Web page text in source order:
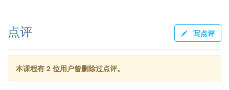
及以上的大概只有2-3个”，建议对于没有绘画功底的学生慎重选课。
方浩老师在课堂上常通过轻松对话与同学互动。对于教学内容和指
点评 写点评
本课程有 2 位用户曾删除过点评。